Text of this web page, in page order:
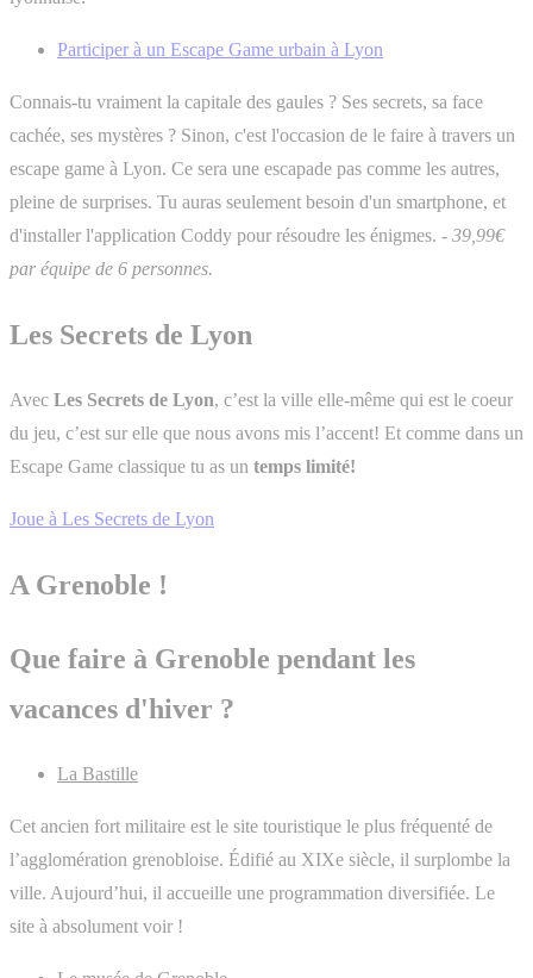
Participer à un Escape Game urbain à Lyon
Connais-tu vraiment la capitale des gaules ? Ses secrets, sa face
cachée, ses mystères ? Sinon, c'est l'occasion de le faire à travers un
escape game à Lyon. Ce sera une escapade pas comme les autres,
pleine de surprises. Tu auras seulement besoin d'un smartphone, et
d'installer l'application Coddy pour résoudre les énigmes. - 39,99€
par équipe de 6 personnes.
Les Secrets de Lyon
Avec Les Secrets de Lyon, c’est la ville elle-même qui est le coeur
du jeu, c’est sur elle que nous avons mis l’accent! Et comme dans un
Escape Game classique tu as un temps limité!
Joue à Les Secrets de Lyon
A Grenoble !
Que faire à Grenoble pendant les
vacances d'hiver ?
La Bastille
Cet ancien fort militaire est le site touristique le plus fréquenté de
l’agglomération grenobloise. Édifié au XIXe siècle, il surplombe la
ville. Aujourd’hui, il accueille une programmation diversifiée. Le
site à absolument voir !